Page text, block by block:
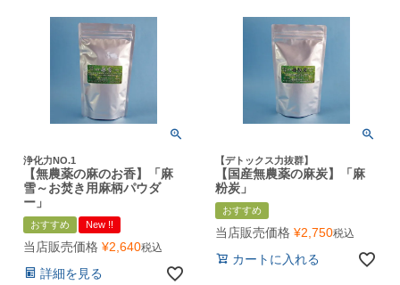
浄化力NO.1
【無農薬の麻のお香】「麻
雪～お焚き用麻柄パウダ
ー」
おすすめ New !!
当店販売価格 ¥2,640税込
詳細を見る
【デトックス力抜群】
【国産無農薬の麻炭】「麻
粉炭」
おすすめ
当店販売価格 ¥2,750税込
カートに入れる